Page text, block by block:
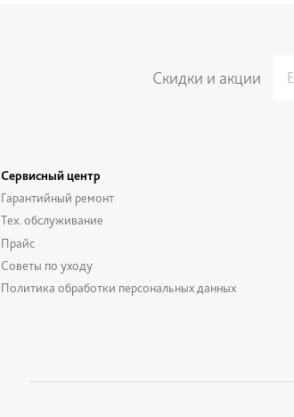
Скидки и акции
Сервисный центр
Гарантийный ремонт
Тех. обслуживание
Прайс
Советы по уходу
Политика обработки персональных данных